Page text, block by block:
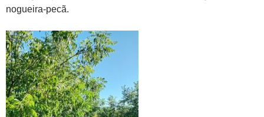
nogueira-pecã.